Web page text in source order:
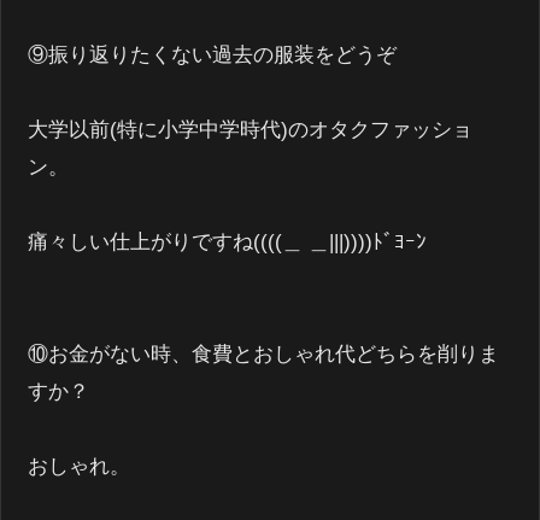
⑨振り返りたくない過去の服装をどうぞ
大学以前(特に小学中学時代)のオタクファッショ
ン。
痛々しい仕上がりですね((((＿ ＿|||))))ﾄﾞﾖｰﾝ
⑩お金がない時、食費とおしゃれ代どちらを削りま
すか？
おしゃれ。